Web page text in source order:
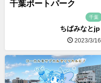
千葉ポートパーク
千葉
ちばみなとjp
2023/3/16